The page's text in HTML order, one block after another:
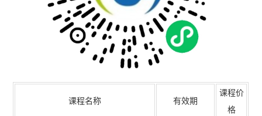
课程名称 有效期
课程价
格